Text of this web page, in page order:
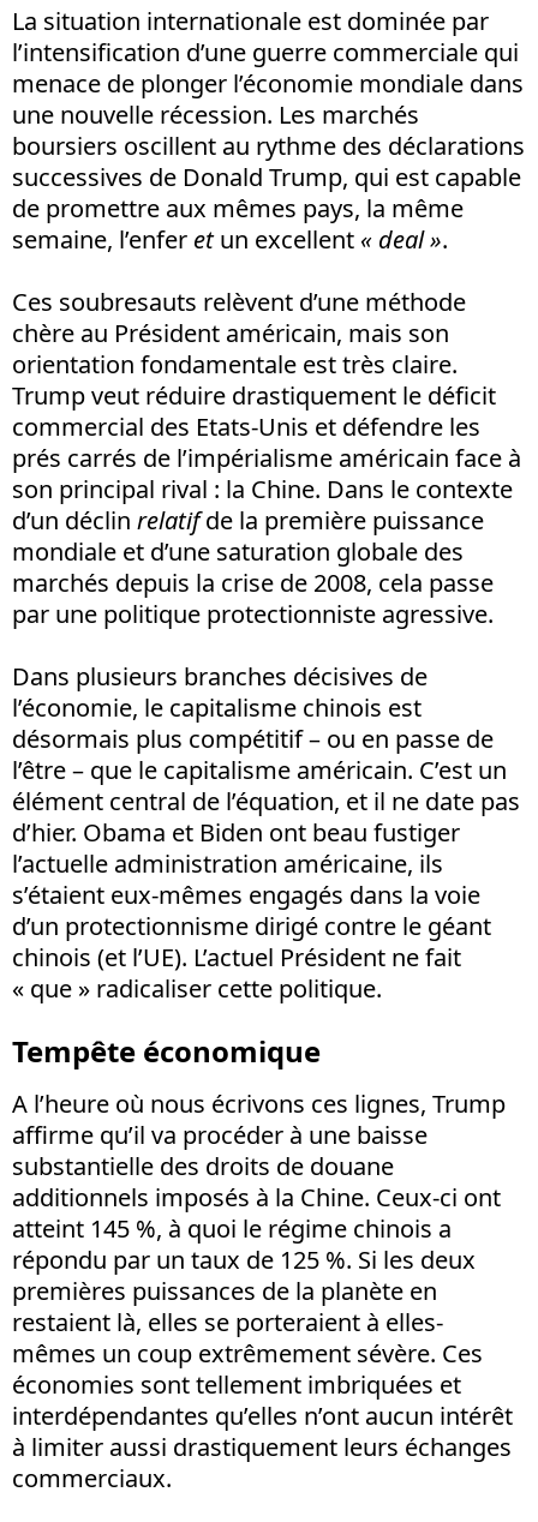
La situation internationale est dominée par
l’intensification d’une guerre commerciale qui
menace de plonger l’économie mondiale dans
une nouvelle récession. Les marchés
boursiers oscillent au rythme des déclarations
successives de Donald Trump, qui est capable
de promettre aux mêmes pays, la même
semaine, l’enfer etun excellent « deal ».
Ces soubresauts relèvent d’une méthode
chère au Président américain, mais son
orientation fondamentale est très claire.
Trump veut réduire drastiquement le déficit
commercial des Etats-Unis et défendre les
prés carrés de l’impérialisme américain face à
son principal rival : la Chine. Dans le contexte
d’un déclin relatifde la première puissance
mondiale et d’une saturation globale des
marchés depuis la crise de 2008, cela passe
par une politique protectionniste agressive.
Dans plusieurs branches décisives de
l’économie, le capitalisme chinois est
désormais plus compétitif – ou en passe de
l’être – que le capitalisme américain. C’est un
élément central de l’équation, et il ne date pas
d’hier. Obama et Biden ont beau fustiger
l’actuelle administration américaine, ils
s’étaient eux-mêmes engagés dans la voie
d’un protectionnisme dirigé contre le géant
chinois (et l’UE). L’actuel Président ne fait
« que » radicaliser cette politique.
Tempête économique
A l’heure où nous écrivons ces lignes, Trump
affirme qu’il va procéder à une baisse
substantielle des droits de douane
additionnels imposés à la Chine. Ceux-ci ont
atteint 145 %, à quoi le régime chinois a
répondu par un taux de 125 %. Si les deux
premières puissances de la planète en
restaient là, elles se porteraient à elles-
mêmes un coup extrêmement sévère. Ces
économies sont tellement imbriquées et
interdépendantes qu’elles n’ont aucun intérêt
à limiter aussi drastiquement leurs échanges
commerciaux.